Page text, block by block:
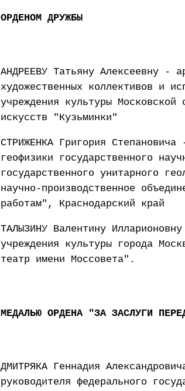
ОРДЕНОМ ДРУЖБЫ
АНДРЕЕВУ Татьяну Алексеевну -
художественных коллективов и
учреждения культуры
искусств "Кузьминки"
СТРИЖЕНКА Григория
геофизики государственного
государственного унитарного
научно-производственное
работам", Краснодарский край
ТАЛЫЗИНУ Валентину
учреждения культуры города
театр имени Моссовета".
МЕДАЛЬЮ ОРДЕНА "ЗА ЗАСЛУГИ
ДМИТРЯКА Геннадия
руководителя федерального